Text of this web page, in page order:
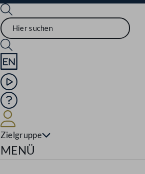
Sprache English
Mediathek
Hilfe
Zielgruppe
Navigationsmenü öffnen
MENÜ